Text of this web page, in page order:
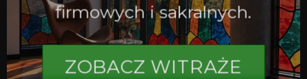
firmowych i sakralnych.
ZOBACZ WITRAŻE